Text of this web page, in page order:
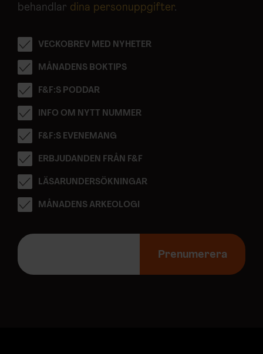
behandlar dina personuppgifter.
VECKOBREV MED NYHETER
MÅNADENS BOKTIPS
F&F:S PODDAR
INFO OM NYTT NUMMER
F&F:S EVENEMANG
ERBJUDANDEN FRÅN F&F
LÄSARUNDERSÖKNINGAR
MÅNADENS ARKEOLOGI
E
p
Prenumerera